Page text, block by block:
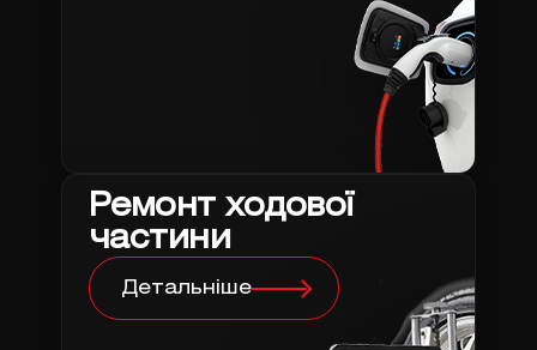
Ремонт ходової
частини
Детальніше